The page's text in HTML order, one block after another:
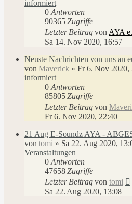
informiert
0 Antworten
90365 Zugriffe
Letzter Beitrag von AYA
Sa 14. Nov 2020, 16:57
Neuste Nachrichten von uns an
von Maverick » Fr 6. Nov 2020,
informiert
0 Antworten
85805 Zugriffe
Letzter Beitrag von
Fr 6. Nov 2020, 22:40
21 Aug E-Soundz AYA -
von tomi » Sa 22. Aug 2020,
Veranstaltungen
0 Antworten
47658 Zugriffe
Letzter Beitrag von tomi
Sa 22. Aug 2020, 13:08